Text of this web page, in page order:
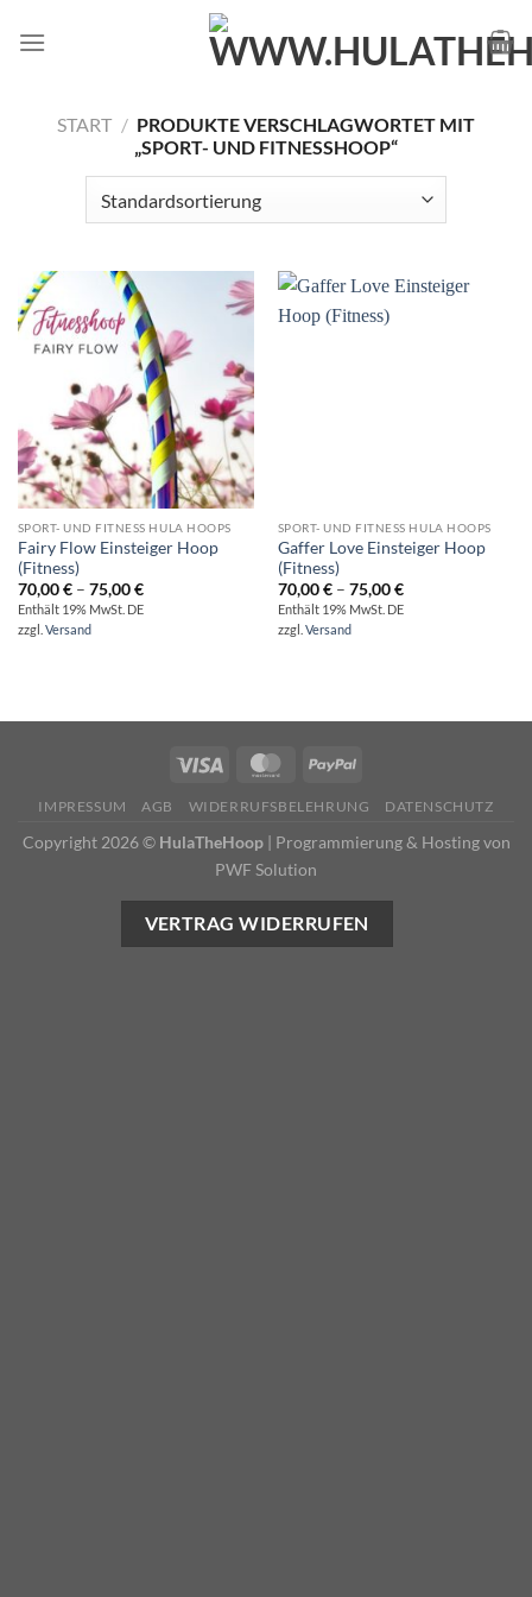
Inhalt
START / PRODUKTE VERSCHLAGWORTET MIT
„SPORT- UND FITNESSHOOP“
SPORT- UND FITNESS HULA HOOPS
Fairy Flow Einsteiger Hoop
(Fitness)
70,00€ – 75,00€Preisspanne:
70,00 €
bis
Enthält 19% MwSt. DE
zzgl. Versand
SPORT- UND FITNESS HULA HOOPS
Gaffer Love Einsteiger Hoop
(Fitness)
70,00€ – 75,00€Preisspanne:
70,00 €
bis
Enthält 19% MwSt. DE
zzgl. Versand
IMPRESSUM AGB WIDERRUFSBELEHRUNG DATENSCHUTZ
Copyright 2026 © HulaTheHoop| Programmierung & Hosting von
PWF Solution
VERTRAG WIDERRUFEN